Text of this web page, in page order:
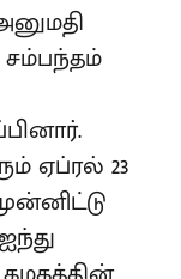
ஏப்ரல் 23